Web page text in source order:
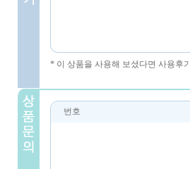
* 이 상품을 사용해 보셨다면 사용후
번호